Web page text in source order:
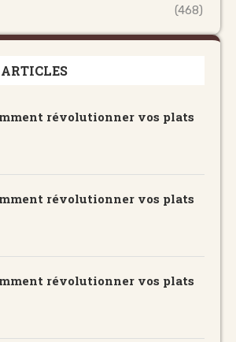
(468)
révolutionner vos plats
révolutionner vos plats
révolutionner vos plats